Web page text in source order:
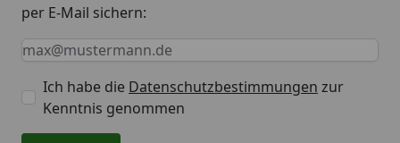
per E-Mail sichern:
Keine Eingabe erforderlich
Eingabe erforderlich
E-Mail *
Ich habe die Datenschutzbestimmungen zur
Kenntnis genommen